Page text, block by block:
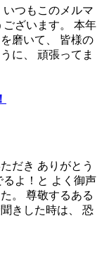
つもこのメルマ
ざいます。 本年
磨いて、 皆様の
に、 頑張ってま
だき ありがとう
よ！と よく御声
。 尊敬するある
きした時は、 恐